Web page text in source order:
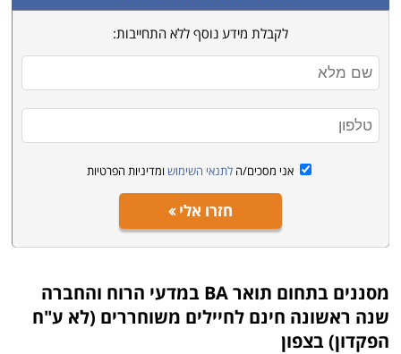
לקבלת מידע נוסף ללא התחייבות:
אני מסכים/ה לתנאי השימוש ומדיניות הפרטיות
חזרו אלי
מסננים בתחום
תואר BA במדעי הרוח והחברה
שנה ראשונה חינם לחיילים משוחררים (לא ע"ח
הפקדון) בצפון